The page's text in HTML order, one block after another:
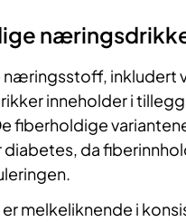
næringsstoff, inkludert
inneholder i
fiberholdige
da
melkeliknende i